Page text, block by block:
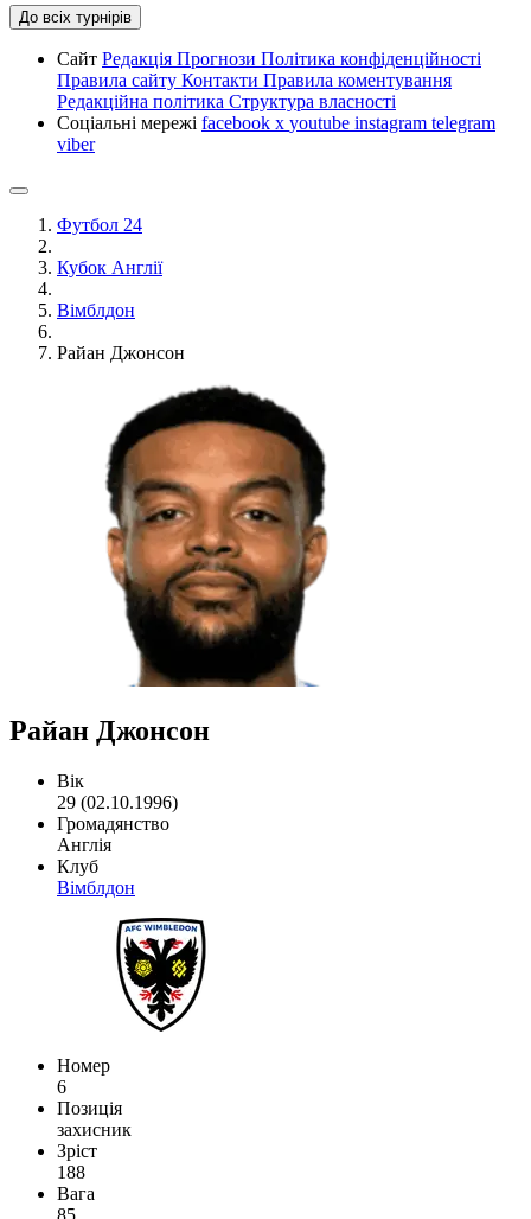
До всіх турнірів
Сайт Редакція Прогнози Політика конфіденційності
Правила сайту Контакти Правила коментування
Редакційна політика Структура власності
Соціальні мережі facebook x youtube instagram telegram
viber
Футбол 24
Кубок Англії
Вімблдон
Райан Джонсон
Райан Джонсон
Вік
29 (02.10.1996)
Громадянство
Англія
Клуб
Вімблдон
Номер
6
Позиція
захисник
Зріст
188
Вага
85